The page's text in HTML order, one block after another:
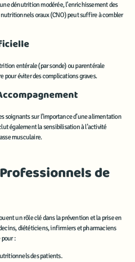
dénutrition modérée, l’enrichissement des
oraux (CNO) peut suffire à combler
entérale (par sonde) ou parentérale
pour éviter des complications graves.
soignants sur l’importance d’une alimentation
également la sensibilisation à l’activité
musculaire.
de
un rôle clé dans la prévention et la prise en
diététiciens, infirmiers et pharmaciens
:
des patients.